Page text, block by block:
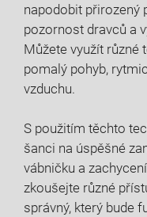
napodobit přirozený
pozornost dravců a
Můžete využít různé
pomalý pohyb,
vzduchu.
S použitím těchto
šanci na úspěšné
vábničku a
zkoušejte různé
správný, který bude